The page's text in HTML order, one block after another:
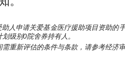
人申请关爱基金医疗援助项目资助的
级别0院舍券持有人。
重新评估的条件与条款，请参考经济